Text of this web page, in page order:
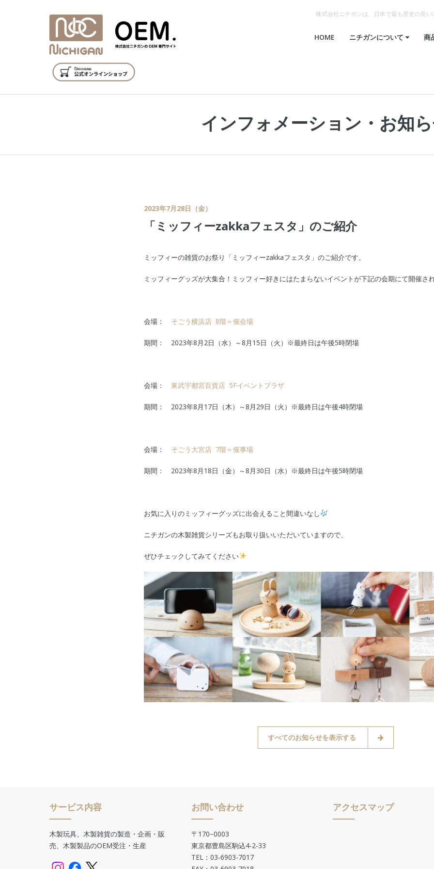
株式会社ニチガンは、日本で最も歴史の長
HOME ニチガンについて 商
インフォメーション ・ お知
2023年7月28日（金）
「ミッフィーzakkaフェスタ」のご紹介
ミッフィーの雑貨のお祭り「ミッフィーzakkaフェスタ」のご紹介です。
ミッフィーグッズが大集合！ミッフィー好きにはたまらないイベントが下記の会期にて開催さ
会場： そごう横浜店 8階＝催会場
期間： 2023年8月2日（水）～8月15日（火）※最終日は午後5時閉場
会場： 東武宇都宮百貨店 5Fイベントプラザ
期間： 2023年8月17日（木）～8月29日（火）※最終日は午後4時閉場
会場： そごう大宮店 7階＝催事場
期間： 2023年8月18日（金）～8月30日（水）※最終日は午後5時閉場
お気に入りのミッフィーグッズに出会えること間違いなし
ニチガンの木製雑貨シリーズもお取り扱いいただいていますので、
ぜひチェックしてみてください
すべてのお知らせを表示する
サービス内容
木製玩具、木製雑貨の製造・企画・販
売、木製製品のOEM受注・生産
お問い合わせ
〒170−0003
東京都豊島区駒込4-2-33
TEL：03-6903-7017
アクセスマップ